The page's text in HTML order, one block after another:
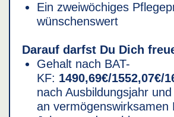
Ein zweiwöchiges
wünschenswert
Darauf darfst Du Dich
Gehalt nach BAT-
KF: 1490,69€/1552,07€/
nach Ausbildungsjahr
an vermögenswirksamen